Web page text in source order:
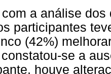
a análise
participantes
(42%)
se a
houve